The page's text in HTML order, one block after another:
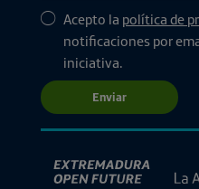
Acepto la política de
notificaciones por
iniciativa.
Enviar